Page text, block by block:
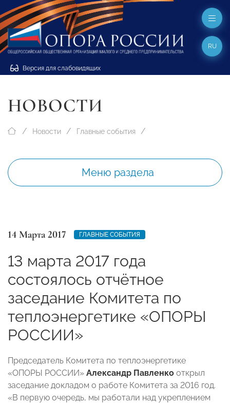
Версия для слабовидящих
RU
НОВОСТИ
Новости Главные события
Меню раздела
14 Марта 2017 ГЛАВНЫЕ СОБЫТИЯ
13 марта 2017 года
состоялось отчётное
заседание Комитета по
теплоэнергетике «ОПОРЫ
РОССИИ»
Председатель Комитета по теплоэнергетике
«ОПОРЫ РОССИИ» Александр Павленко открыл
заседание докладом о работе Комитета за 2016 год.
«В первую очередь, мы работали над укреплением